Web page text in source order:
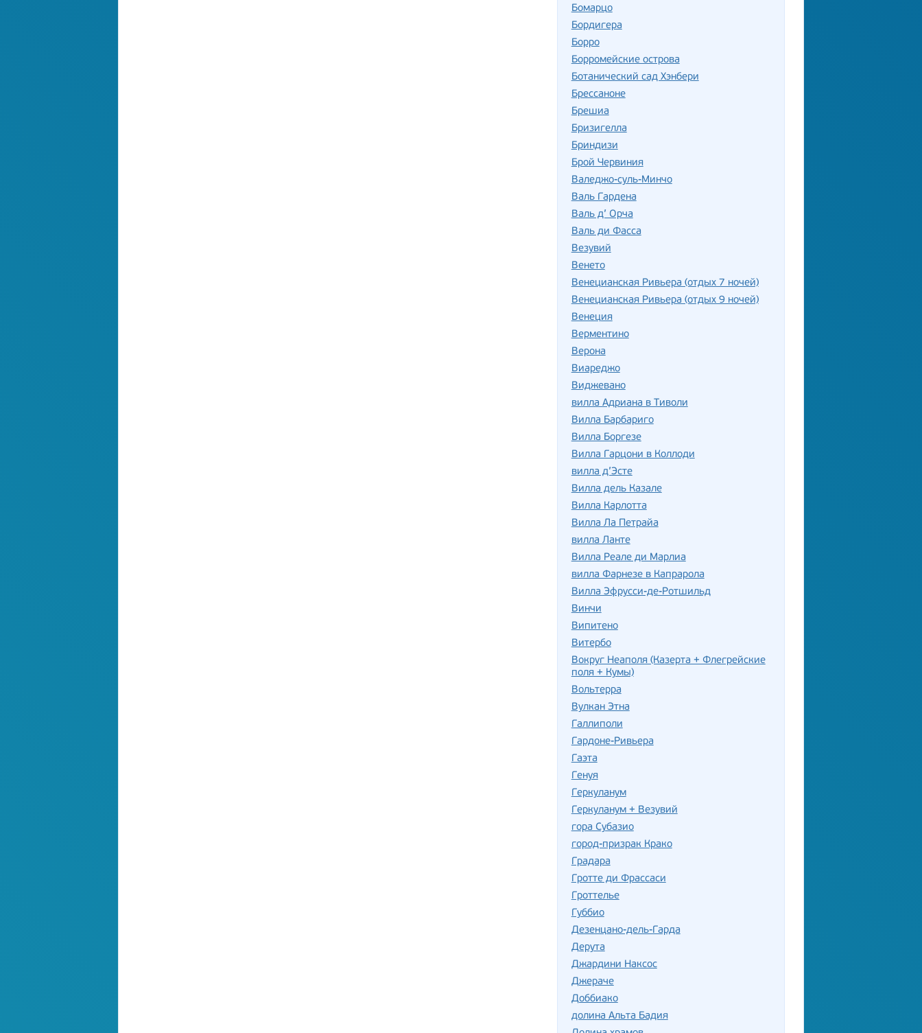
Бомарцо
Бордигера
Борро
Борромейские острова
Ботанический сад Хэнбери
Брессаноне
Брешиа
Бризигелла
Бриндизи
Брой Червиния
Валеджо-суль-Минчо
Валь Гардена
Валь д’ Орча
Валь ди Фасса
Везувий
Венето
Венецианская Ривьера (отдых 7 ночей)
Венецианская Ривьера (отдых 9 ночей)
Венеция
Верментино
Верона
Виареджо
Виджевано
вилла Адриана в Тиволи
Вилла Барбариго
Вилла Боргезе
Вилла Гарцони в Коллоди
вилла д’Эсте
Вилла дель Казале
Вилла Карлотта
Вилла Ла Петрайа
вилла Ланте
Вилла Реале ди Марлиа
вилла Фарнезе в Капрарола
Вилла Эфрусси-де-Ротшильд
Винчи
Випитено
Витербо
Вокруг Неаполя (Казерта + Флегрейские
поля + Кумы)
Вольтерра
Вулкан Этна
Галлиполи
Гардоне-Ривьера
Гаэта
Генуя
Геркуланум
Геркуланум + Везувий
гора Субазио
город-призрак Крако
Градара
Гротте ди Фрассаси
Гроттелье
Губбио
Дезенцано-дель-Гарда
Дерута
Джардини Наксос
Джераче
Доббиако
долина Альта Бадия